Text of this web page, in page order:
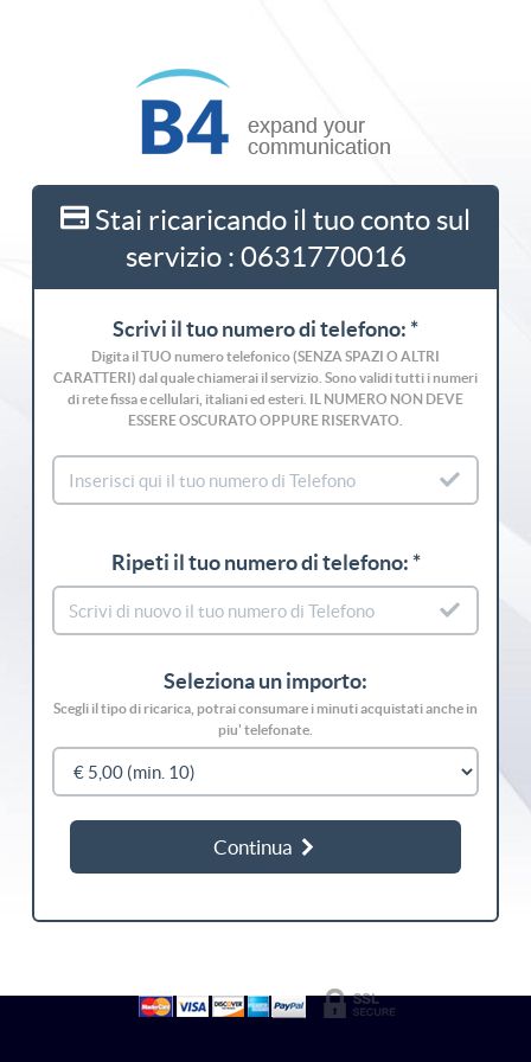
Stai ricaricando il tuo conto sul
servizio : 0631770016
Scrivi il tuo numero di telefono: *
Digita il TUO numero telefonico (SENZA SPAZI O ALTRI
CARATTERI) dal quale chiamerai il servizio. Sono validi tutti i numeri
di rete fissa e cellulari, italiani ed esteri. IL NUMERO NON DEVE
ESSERE OSCURATO OPPURE RISERVATO.
Ripeti il tuo numero di telefono: *
Seleziona un importo:
Scegli il tipo di ricarica, potrai consumare i minuti acquistati anche in
piu' telefonate.
Continua